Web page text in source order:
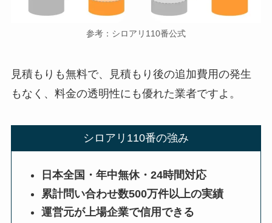
参考：シロアリ110番公式
見積もりも無料で、見積もり後の追加費用の発生
もなく、料金の透明性にも優れた業者ですよ。
シロアリ110番の強み
日本全国・年中無休・24時間対応
累計問い合わせ数500万件以上の実績
運営元が上場企業で信用できる